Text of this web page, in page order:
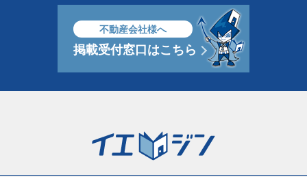
不動産会社様へ
掲載受付窓口はこちら